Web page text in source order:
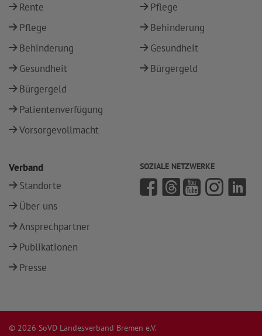
Rente
Pflege
Behinderung
Gesundheit
Bürgergeld
Patientenverfügung
Vorsorgevollmacht
Pflege
Behinderung
Gesundheit
Bürgergeld
Verband
Standorte
Über uns
Ansprechpartner
Publikationen
Presse
SOZIALE NETZWERKE
© 2026 SoVD Landesverband Bremen e.V.